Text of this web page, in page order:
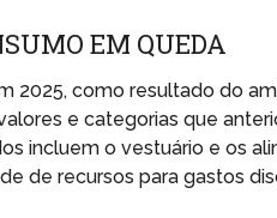
EM QUEDA
2025, como resultado do
e categorias que
incluem o vestuário e os
de recursos para gastos